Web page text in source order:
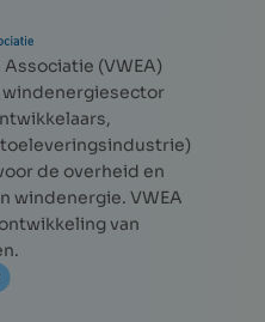
naar een
bekend als
(CfD)-model.
in
en de
in een
(VWEA)
de overheid en
windenergie. VWEA
van